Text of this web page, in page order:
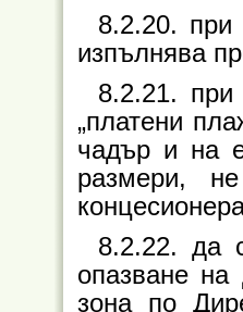
8.2.20. при
изпълнява
8.2.21. при
„платени
чадър и на
размери,
8.2.22. да
опазване на
зона по